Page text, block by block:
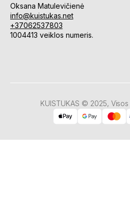
Oksana Matulevičienė
info@kuistukas.net
+37062537803
1004413 veiklos numeris.
KUISTUKAS © 2025,